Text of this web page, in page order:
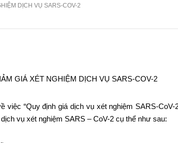
DỊCH VỤ SARS-COV-2
GIÁ XÉT NGHIỆM DỊCH VỤ SARS-COV-2
việc “Quy định giá dịch vụ xét nghiệm SARS-CoV-
vụ xét nghiệm SARS – CoV-2 cụ thể như sau: